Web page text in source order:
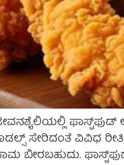
ಸೇರಿದಂತೆ ವಿವಿಧ
ಬೀರಬಹುದು.